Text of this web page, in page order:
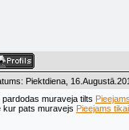
Piektdiena,
pardodas muraveja tilts
kur pats muravejs Pieejams